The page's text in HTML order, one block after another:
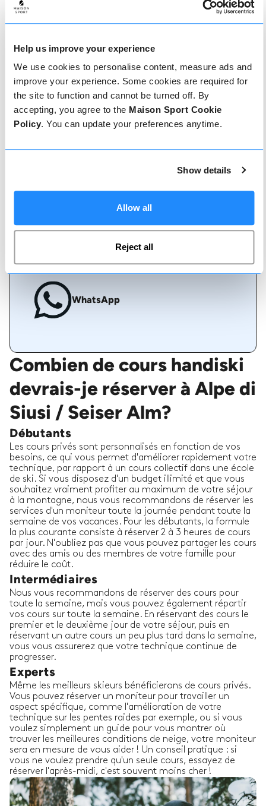
Help us improve your experience
We use cookies to personalise content, measure ads and
improve your experience. Some cookies are required for
the site to function and cannot be turned off. By
accepting, you agree to the Maison Sport Cookie
Policy. You can update your preferences anytime.
Show details
Allow all
Reject all
Comment réserver
simple, notre équipe amicale et experte est
instantanément en ligne ou parlez à notre équipe
si vous avez besoin d'aide.
Réserver en ligne
WhatsApp
Combien de cours handiski
devrais-je réserver à Alpe di
Siusi / Seiser Alm?
Débutants
Les cours privés sont personnalisés en fonction de vos
besoins, ce qui vous permet d'améliorer rapidement votre
technique, par rapport à un cours collectif dans une école
de ski. Si vous disposez d'un budget illimité et que vous
souhaitez vraiment profiter au maximum de votre séjour
à la montagne, nous vous recommandons de réserver les
services d'un moniteur toute la journée pendant toute la
semaine de vos vacances. Pour les débutants, la formule
la plus courante consiste à réserver 2 à 3 heures de cours
par jour. N'oubliez pas que vous pouvez partager les cours
avec des amis ou des membres de votre famille pour
réduire le coût.
Intermédiaires
Nous vous recommandons de réserver des cours pour
toute la semaine, mais vous pouvez également répartir
vos cours sur toute la semaine. En réservant des cours le
premier et le deuxième jour de votre séjour, puis en
réservant un autre cours un peu plus tard dans la semaine,
vous vous assurerez que votre technique continue de
progresser.
Experts
Même les meilleurs skieurs bénéficierons de cours privés.
Vous pouvez réserver un moniteur pour travailler un
aspect spécifique, comme l'amélioration de votre
technique sur les pentes raides par exemple, ou si vous
voulez simplement un guide pour vous montrer où
trouver les meilleures conditions de neige, votre moniteur
sera en mesure de vous aider ! Un conseil pratique : si
vous ne voulez prendre qu'un seule cours, essayez de
réserver l'après-midi, c'est souvent moins cher !